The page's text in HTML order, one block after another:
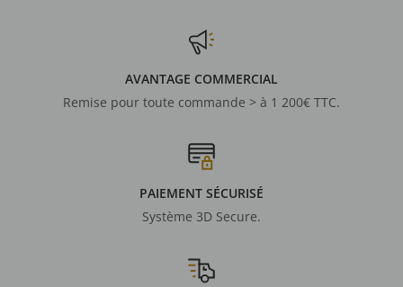
AVANTAGE COMMERCIAL
Remise pour toute commande > à 1 200€ TTC.
PAIEMENT SÉCURISÉ
Système 3D Secure.